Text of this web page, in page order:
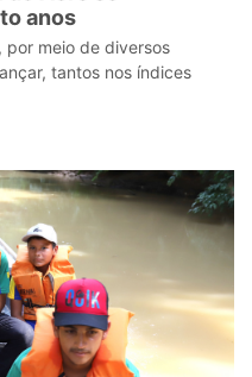
anos
por meio de diversos
tantos nos índices